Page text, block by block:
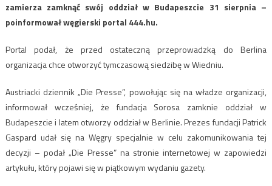
zamierza zamknąć swój oddział w Budapeszcie 31 sierpnia –
poinformował węgierski portal 444.hu.
Portal podał, że przed ostateczną przeprowadzką do Berlina
organizacja chce otworzyć tymczasową siedzibę w Wiedniu.
Austriacki dziennik „Die Presse”, powołując się na władze organizacji,
informował wcześniej, że fundacja Sorosa zamknie oddział w
Budapeszcie i latem otworzy oddział w Berlinie. Prezes fundacji Patrick
Gaspard udał się na Węgry specjalnie w celu zakomunikowania tej
decyzji – podał „Die Presse” na stronie internetowej w zapowiedzi
artykułu, który pojawi się w piątkowym wydaniu gazety.